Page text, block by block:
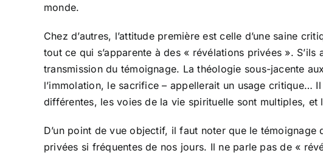
monde.
Chez d’autres, l’attitude première est celle d’une saine
tout ce qui s’apparente à des « révélations privées ».
transmission du témoignage. La théologie sous-jacente
l’immolation, le sacrifice – appellerait un usage critique…
différentes, les voies de la vie spirituelle sont multiples,
D’un point de vue objectif, il faut noter que le
privées si fréquentes de nos jours. Il ne parle pas de «